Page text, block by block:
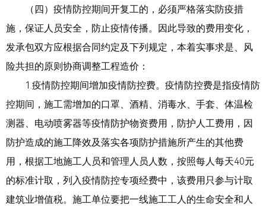
（四）疫情防控期间开复工的，必须严格落实防疫措
施，保证人员安全，防止疫情传播。因此导致的费用变化，
发承包双方应根据合同约定及下列规定，本着实事求是、风
险共担的原则协商调整工程造价：
1.疫情防控期间增加疫情防控费。疫情防控费是指疫情防
控期间，施工需增加的口罩、酒精、消毒水、手套、体温检
测器、电动喷雾器等疫情防护物资费用，防护人工费用，因
防护造成的施工降效及落实各项防护措施所产生的其他费
用，根据工地施工人员和管理人员人数，按照每人每天40元
的标准计取，列入疫情防控专项经费中，该费用只参与计取
建筑业增值税。施工单位要把一线施工工人的生命安全和人